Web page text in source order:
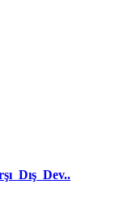
Dış Dev..